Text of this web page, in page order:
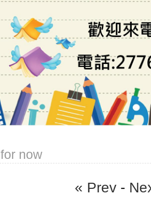
for now
« Prev-